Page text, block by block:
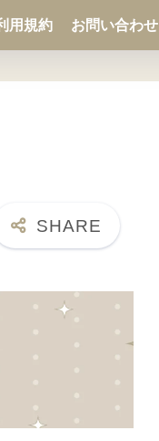
用規約 お問い合わせ